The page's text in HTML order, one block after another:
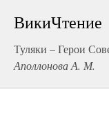
ВикиЧтение
Туляки – Герои
Аполлонова А. М.